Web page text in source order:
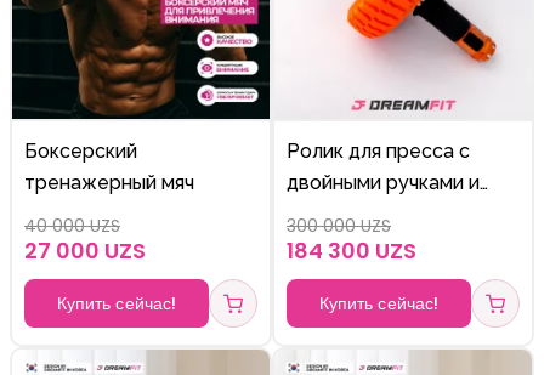
Боксерский
тренажерный мяч
40 000 UZS
27 000 UZS
Купить сейчас!
Ролик для пресса с
двойными ручками и
усиленным колесом (Ab
Wheel Trainer)
300 000 UZS
184 300 UZS
Купить сейчас!